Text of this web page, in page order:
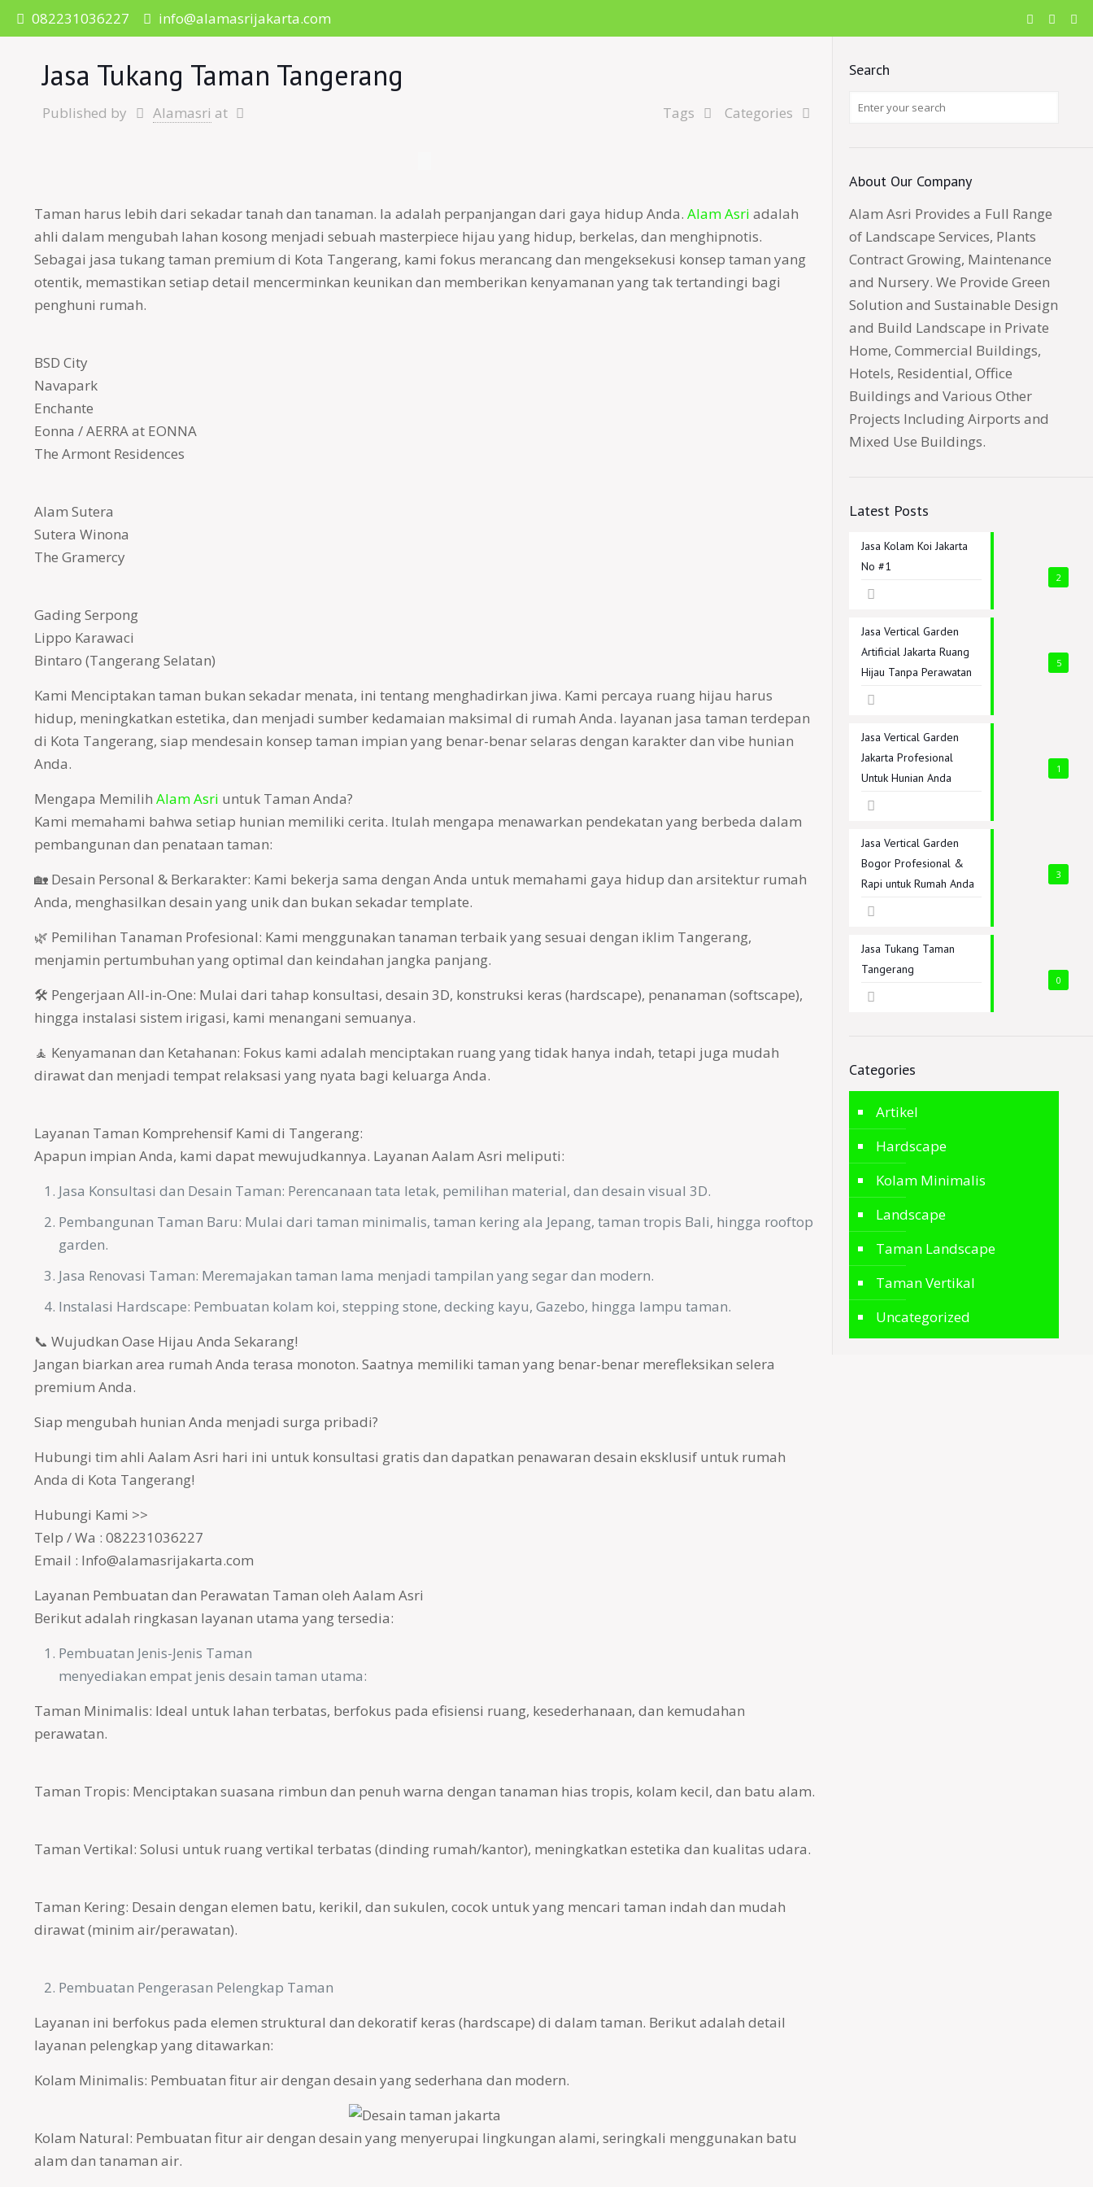
082231036227 info@alamasrijakarta.com
Jasa Tukang Taman Tangerang
Published by Alamasri at Categories
Tags
Taman harus lebih dari sekadar tanah dan tanaman. Ia adalah perpanjangan dari gaya hidup Anda. Alam Asri adalah
ahli dalam mengubah lahan kosong menjadi sebuah masterpiece hijau yang hidup, berkelas, dan menghipnotis.
Sebagai jasa tukang taman premium di Kota Tangerang, kami fokus merancang dan mengeksekusi konsep taman yang
otentik, memastikan setiap detail mencerminkan keunikan dan memberikan kenyamanan yang tak tertandingi bagi
penghuni rumah.
BSD City
Navapark
Enchante
Eonna / AERRA at EONNA
The Armont Residences
Alam Sutera
Sutera Winona
The Gramercy
Gading Serpong
Lippo Karawaci
Bintaro (Tangerang Selatan)
Kami Menciptakan taman bukan sekadar menata, ini tentang menghadirkan jiwa. Kami percaya ruang hijau harus
hidup, meningkatkan estetika, dan menjadi sumber kedamaian maksimal di rumah Anda. layanan jasa taman terdepan
di Kota Tangerang, siap mendesain konsep taman impian yang benar-benar selaras dengan karakter dan vibe hunian
Anda.
Mengapa Memilih Alam Asri untuk Taman Anda?
Kami memahami bahwa setiap hunian memiliki cerita. Itulah mengapa menawarkan pendekatan yang berbeda dalam
pembangunan dan penataan taman:
🏡 Desain Personal & Berkarakter: Kami bekerja sama dengan Anda untuk memahami gaya hidup dan arsitektur rumah
Anda, menghasilkan desain yang unik dan bukan sekadar template.
🌿 Pemilihan Tanaman Profesional: Kami menggunakan tanaman terbaik yang sesuai dengan iklim Tangerang,
menjamin pertumbuhan yang optimal dan keindahan jangka panjang.
🛠️ Pengerjaan All-in-One: Mulai dari tahap konsultasi, desain 3D, konstruksi keras (hardscape), penanaman (softscape),
hingga instalasi sistem irigasi, kami menangani semuanya.
🧘 Kenyamanan dan Ketahanan: Fokus kami adalah menciptakan ruang yang tidak hanya indah, tetapi juga mudah
dirawat dan menjadi tempat relaksasi yang nyata bagi keluarga Anda.
Layanan Taman Komprehensif Kami di Tangerang:
Apapun impian Anda, kami dapat mewujudkannya. Layanan Aalam Asri meliputi:
Jasa Konsultasi dan Desain Taman: Perencanaan tata letak, pemilihan material, dan desain visual 3D.
Pembangunan Taman Baru: Mulai dari taman minimalis, taman kering ala Jepang, taman tropis Bali, hingga rooftop
garden.
Jasa Renovasi Taman: Meremajakan taman lama menjadi tampilan yang segar dan modern.
Instalasi Hardscape: Pembuatan kolam koi, stepping stone, decking kayu, Gazebo, hingga lampu taman.
📞 Wujudkan Oase Hijau Anda Sekarang!
Jangan biarkan area rumah Anda terasa monoton. Saatnya memiliki taman yang benar-benar merefleksikan selera
premium Anda.
Siap mengubah hunian Anda menjadi surga pribadi?
Hubungi tim ahli Aalam Asri hari ini untuk konsultasi gratis dan dapatkan penawaran desain eksklusif untuk rumah
Anda di Kota Tangerang!
Hubungi Kami >>
Telp / Wa : 082231036227
Email : Info@alamasrijakarta.com
Layanan Pembuatan dan Perawatan Taman oleh Aalam Asri
Berikut adalah ringkasan layanan utama yang tersedia:
Pembuatan Jenis-Jenis Taman
menyediakan empat jenis desain taman utama:
Taman Minimalis: Ideal untuk lahan terbatas, berfokus pada efisiensi ruang, kesederhanaan, dan kemudahan
perawatan.
Taman Tropis: Menciptakan suasana rimbun dan penuh warna dengan tanaman hias tropis, kolam kecil, dan batu alam.
Taman Vertikal: Solusi untuk ruang vertikal terbatas (dinding rumah/kantor), meningkatkan estetika dan kualitas udara.
Taman Kering: Desain dengan elemen batu, kerikil, dan sukulen, cocok untuk yang mencari taman indah dan mudah
dirawat (minim air/perawatan).
Pembuatan Pengerasan Pelengkap Taman
Layanan ini berfokus pada elemen struktural dan dekoratif keras (hardscape) di dalam taman. Berikut adalah detail
layanan pelengkap yang ditawarkan:
Kolam Minimalis: Pembuatan fitur air dengan desain yang sederhana dan modern.
Kolam Natural: Pembuatan fitur air dengan desain yang menyerupai lingkungan alami, seringkali menggunakan batu
alam dan tanaman air.
Search
About Our Company
Alam Asri Provides a Full Range
of Landscape Services, Plants
Contract Growing, Maintenance
and Nursery. We Provide Green
Solution and Sustainable Design
and Build Landscape in Private
Home, Commercial Buildings,
Hotels, Residential, Office
Buildings and Various Other
Projects Including Airports and
Mixed Use Buildings.
Latest Posts
2
Jasa Kolam Koi Jakarta
No #1
5
Jasa Vertical Garden
Artificial Jakarta Ruang
Hijau Tanpa Perawatan
1
Jasa Vertical Garden
Jakarta Profesional
Untuk Hunian Anda
3
Jasa Vertical Garden
Bogor Profesional &
Rapi untuk Rumah Anda
0
Jasa Tukang Taman
Tangerang
Categories
Artikel
Hardscape
Kolam Minimalis
Landscape
Taman Landscape
Taman Vertikal
Uncategorized